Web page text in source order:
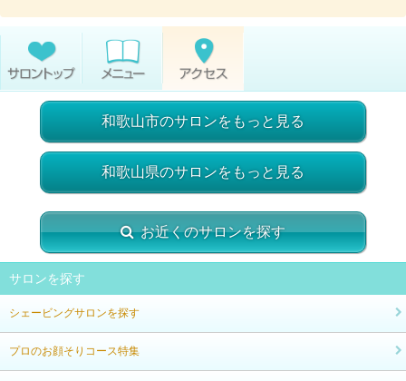
和歌山市のサロンをもっと見る
和歌山県のサロンをもっと見る
お近くのサロンを探す
サロンを探す
シェービングサロンを探す
プロのお顔そりコース特集